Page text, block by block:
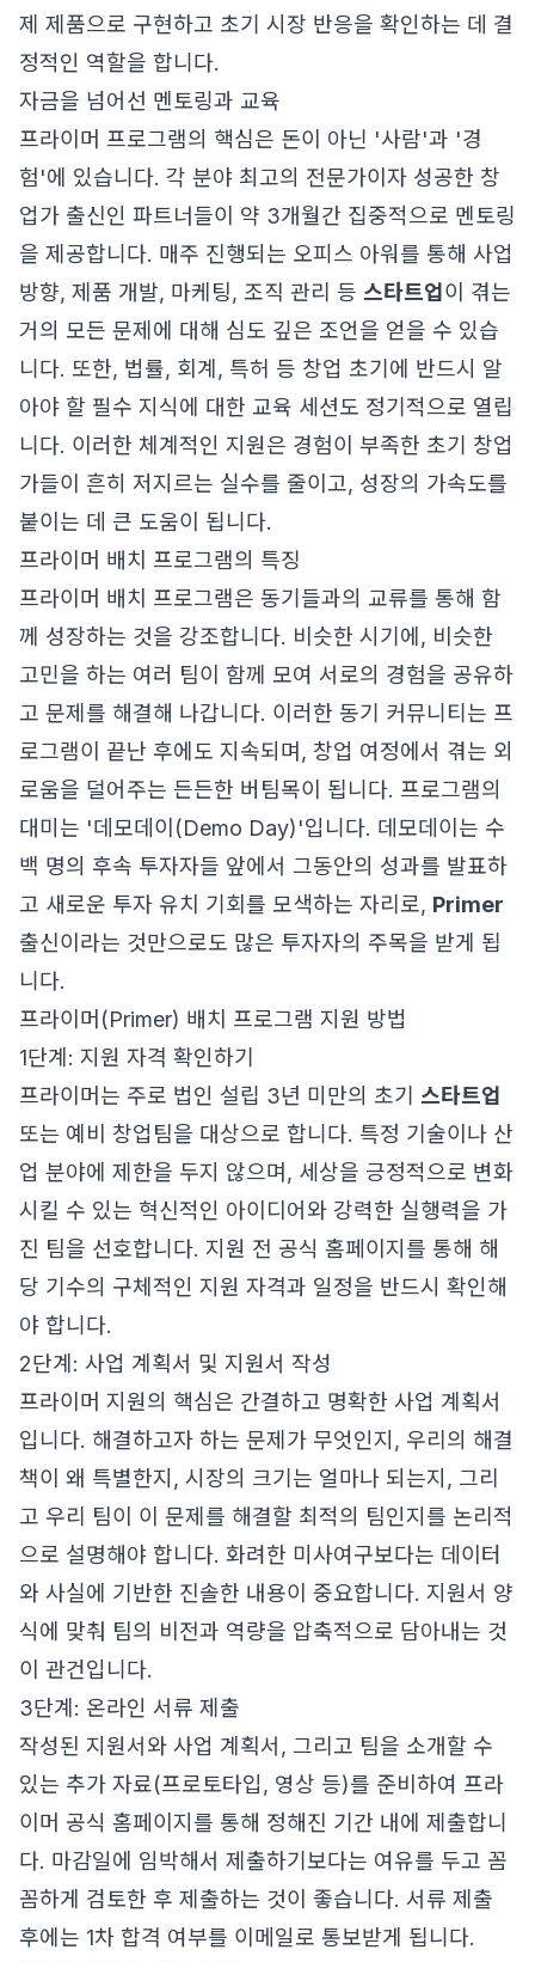
제 제품으로 구현하고 초기 시장 반응을 확인하는 데 결
정적인 역할을 합니다.
자금을 넘어선 멘토링과 교육
프라이머 프로그램의 핵심은 돈이 아닌 '사람'과 '경
험'에 있습니다. 각 분야 최고의 전문가이자 성공한 창
업가 출신인 파트너들이 약 3개월간 집중적으로 멘토링
을 제공합니다. 매주 진행되는 오피스 아워를 통해 사업
방향, 제품 개발, 마케팅, 조직 관리 등 스타트업 이 겪는
거의 모든 문제에 대해 심도 깊은 조언을 얻을 수 있습
니다. 또한, 법률, 회계, 특허 등 창업 초기에 반드시 알
아야 할 필수 지식에 대한 교육 세션도 정기적으로 열립
니다. 이러한 체계적인 지원은 경험이 부족한 초기 창업
가들이 흔히 저지르는 실수를 줄이고, 성장의 가속도를
붙이는 데 큰 도움이 됩니다.
프라이머 배치 프로그램의 특징
프라이머 배치 프로그램은 동기들과의 교류를 통해 함
께 성장하는 것을 강조합니다. 비슷한 시기에, 비슷한
고민을 하는 여러 팀이 함께 모여 서로의 경험을 공유하
고 문제를 해결해 나갑니다. 이러한 동기 커뮤니티는 프
로그램이 끝난 후에도 지속되며, 창업 여정에서 겪는 외
로움을 덜어주는 든든한 버팀목이 됩니다. 프로그램의
대미는 '데모데이(Demo Day)'입니다. 데모데이는 수
백 명의 후속 투자자들 앞에서 그동안의 성과를 발표하
고 새로운 투자 유치 기회를 모색하는 자리로, Primer
출신이라는 것만으로도 많은 투자자의 주목을 받게 됩
니다.
프라이머(Primer) 배치 프로그램 지원 방법
1단계: 지원 자격 확인하기
프라이머는 주로 법인 설립 3년 미만의 초기 스타트업
또는 예비 창업팀을 대상으로 합니다. 특정 기술이나 산
업 분야에 제한을 두지 않으며, 세상을 긍정적으로 변화
시킬 수 있는 혁신적인 아이디어와 강력한 실행력을 가
진 팀을 선호합니다. 지원 전 공식 홈페이지를 통해 해
당 기수의 구체적인 지원 자격과 일정을 반드시 확인해
야 합니다.
2단계: 사업 계획서 및 지원서 작성
프라이머 지원의 핵심은 간결하고 명확한 사업 계획서
입니다. 해결하고자 하는 문제가 무엇인지, 우리의 해결
책이 왜 특별한지, 시장의 크기는 얼마나 되는지, 그리
고 우리 팀이 이 문제를 해결할 최적의 팀인지를 논리적
으로 설명해야 합니다. 화려한 미사여구보다는 데이터
와 사실에 기반한 진솔한 내용이 중요합니다. 지원서 양
식에 맞춰 팀의 비전과 역량을 압축적으로 담아내는 것
이 관건입니다.
3단계: 온라인 서류 제출
작성된 지원서와 사업 계획서, 그리고 팀을 소개할 수
있는 추가 자료(프로토타입, 영상 등)를 준비하여 프라
이머 공식 홈페이지를 통해 정해진 기간 내에 제출합니
다. 마감일에 임박해서 제출하기보다는 여유를 두고 꼼
꼼하게 검토한 후 제출하는 것이 좋습니다. 서류 제출
후에는 1차 합격 여부를 이메일로 통보받게 됩니다.